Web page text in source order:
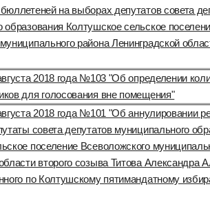
на выборах депутатов совета
образования Колтушское сельское
района Ленинградской
2018 года №103 "Об определении
для голосования вне помещения"
2018 года №101 "Об аннулировании
совета депутатов муниципального
поселение Всеволожского
второго созыва Титова Александра
по Колтушскому пятимандатному